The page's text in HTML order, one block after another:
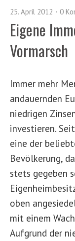
25. April 2012 0
Eigene
Vormarsch
Immer mehr
andauernden
niedrigen
investieren.
eine der
Bevölkerung,
stets gegeben
oben
mit einem
Aufgrund der